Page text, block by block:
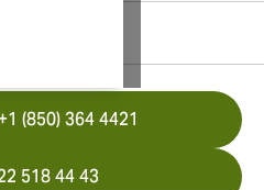
(850) 364 4421
518 44 43